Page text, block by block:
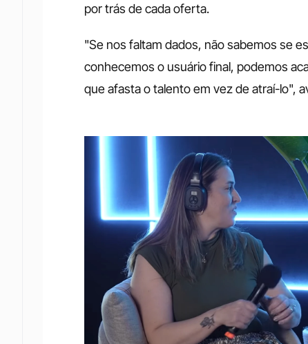
por trás de cada oferta.
"Se nos faltam dados, não sabemos se
conhecemos o usuário final, podemos
que afasta o talento em vez de atraí-lo",